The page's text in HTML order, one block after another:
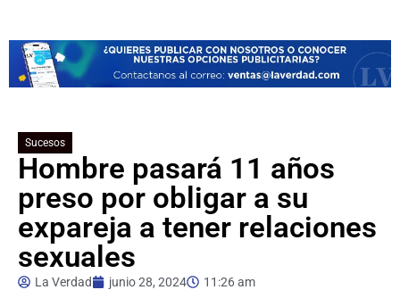
Sucesos
Hombre pasará 11 años
preso por obligar a su
expareja a tener relaciones
sexuales
La Verdad junio 28, 2024 11:26 am